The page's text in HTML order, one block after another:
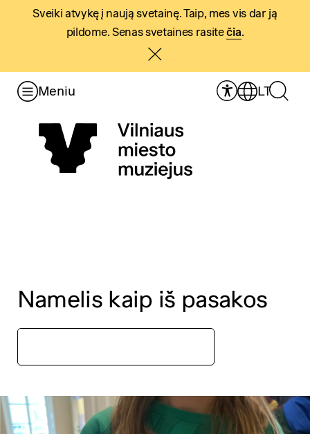
Sveiki atvykę į naują svetainę. Taip, mes vis dar ją
pildome. Senas svetaines rasitečia.
Meniu LT
Namelis kaip iš pasakos